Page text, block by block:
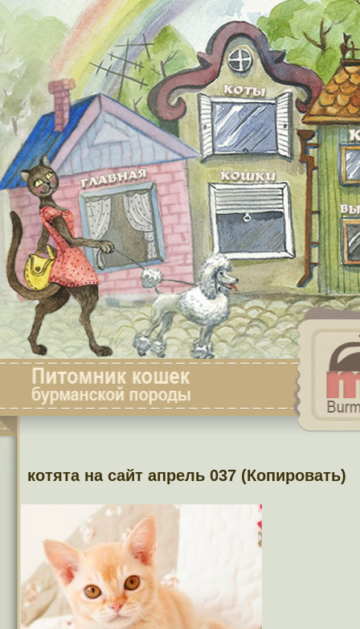
котята на сайт апрель 037 (Копировать)